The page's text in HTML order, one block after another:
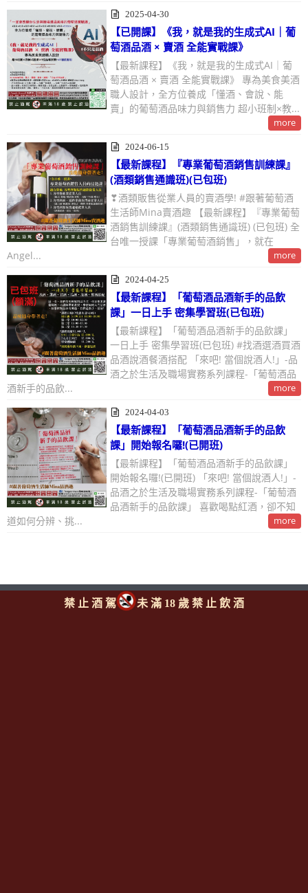
2025-04-30
【已開課】《我，就是我的生成式AI｜葡
萄酒品酒 × 賣酒 全能實戰課》
【最新課程】《我，就是我的生成式AI｜葡
萄酒品酒 × 賣酒 全能實戰課》 專為美食美酒
職人設計，全方位養成「懂酒、會說、能
賣」的葡萄酒品味力與銷售力 超小班制×教...
more
2024-06-15
【最新課程】『專業葡萄酒銷售訓練課』
(酒類銷售通識班)(已包班)
❣酒類販售從業人員的賣酒學! #跟著葡萄酒
生活師Mina賣酒趣 【最新課程】『專業葡萄
酒銷售訓練課』(酒類銷售通識班) (已包班) 全
台唯一授課「專業葡萄酒銷售」，就在
Angel...
more
2024-04-25
【最新課程】「葡萄酒品酒新手的品飲
課」一日上手 密集學習班(已包班)
【最新課程】「葡萄酒品酒新手的品飲課」
一日上手 密集學習班(已包班) #找酒選酒買酒
品酒說酒餐酒搭配 「來吧! 當個說酒人!」-品
酒之於生活及職場實務系列課程-「葡萄酒品
酒新手的品飲...
more
2024-04-03
【最新課程】「葡萄酒品酒新手的品飲
課」開始報名囉!(已開班)
【最新課程】「葡萄酒品酒新手的品飲課」
開始報名囉!(已開班) 「來吧! 當個說酒人!」-
品酒之於生活及職場實務系列課程-「葡萄酒
品酒新手的品飲課」 喜歡喝點紅酒，卻不知
道如何分辨、挑...
more
禁 止 酒 駕 未 滿 18 歲 禁 止 飲 酒